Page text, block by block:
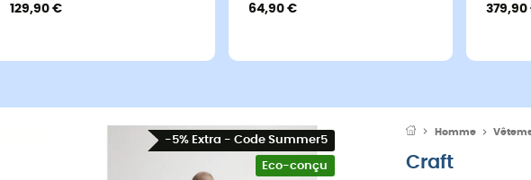
129,90 € 64,90 € 379,90
-5% Extra - Code Summer5
Eco-conçu
Homme
Craft